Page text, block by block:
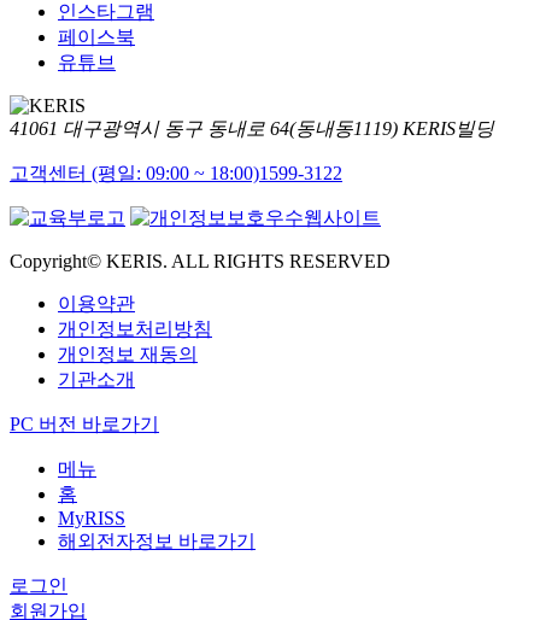
인스타그램
페이스북
유튜브
41061 대구광역시 동구 동내로 64(동내동1119) KERIS빌딩
고객센터 (평일: 09:00 ~ 18:00)1599-3122
Copyright© KERIS. ALL RIGHTS RESERVED
이용약관
개인정보처리방침
개인정보 재동의
기관소개
PC 버전 바로가기
메뉴
홈
MyRISS
해외전자정보 바로가기
로그인
회원가입